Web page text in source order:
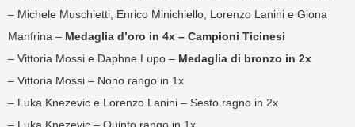
– Michele Muschietti, Enrico Minichiello, Lorenzo Lanini e Giona
Manfrina – Medaglia d’oro in 4x – Campioni Ticinesi
– Vittoria Mossi e Daphne Lupo – Medaglia di bronzo in 2x
– Vittoria Mossi – Nono rango in 1x
– Luka Knezevic e Lorenzo Lanini – Sesto ragno in 2x